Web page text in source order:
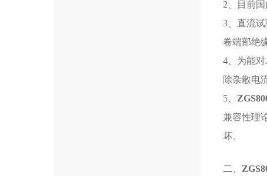
2 、目前
3 、直流
卷端部绝
4 、为能
除杂散电
5
兼容性理
坏。
二、